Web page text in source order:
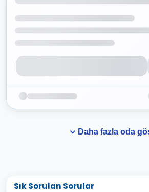
Daha fazla oda
Sık Sorulan Sorular